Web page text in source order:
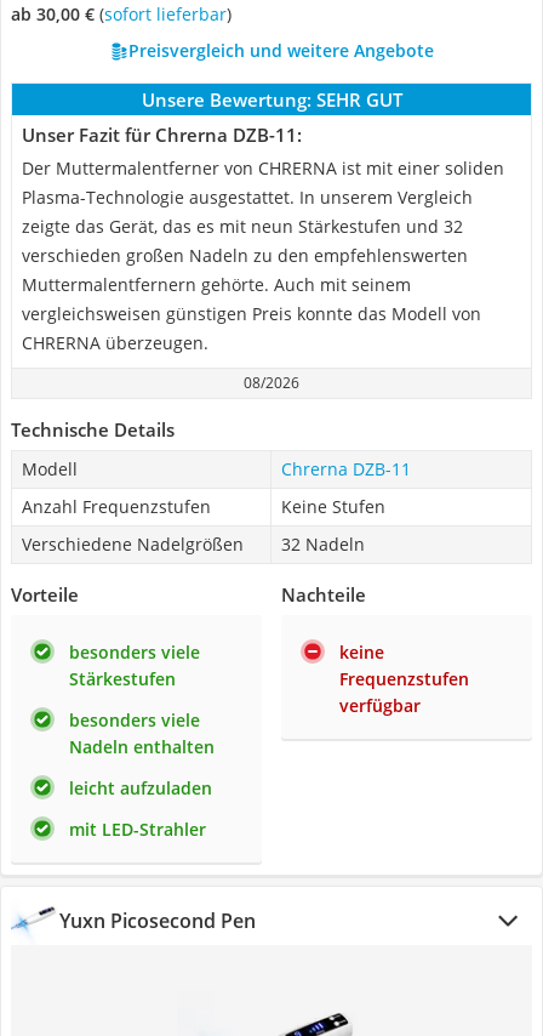
ab 30,00 € ( Sofort lieferbar)
Preisvergleich und weitere Angebote
Unsere Bewertung: SEHR GUT
Unser Fazit für Chrerna DZB-11:
Der Muttermalentferner von CHRERNA ist mit einer soliden
Plasma-Technologie ausgestattet. In unserem Vergleich
zeigte das Gerät, das es mit neun Stärkestufen und 32
verschieden großen Nadeln zu den empfehlenswerten
Muttermalentfernern gehörte. Auch mit seinem
vergleichsweisen günstigen Preis konnte das Modell von
CHRERNA überzeugen.
08/2026
Technische Details
Modell
Chrerna DZB-11
Anzahl Frequenzstufen
Keine Stufen
Verschiedene Nadelgrößen
32 Nadeln
Vorteile
besonders viele
Stärkestufen
besonders viele
Nadeln enthalten
leicht aufzuladen
mit LED-Strahler
Nachteile
keine
Frequenzstufen
verfügbar
Yuxn Picosecond Pen